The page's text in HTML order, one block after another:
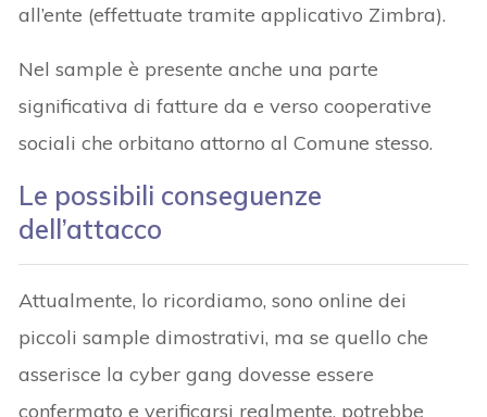
all’ente (effettuate tramite applicativo Zimbra).
Nel sample è presente anche una parte
significativa di fatture da e verso cooperative
sociali che orbitano attorno al Comune stesso.
Le possibili conseguenze
dell’attacco
Attualmente, lo ricordiamo, sono online dei
piccoli sample dimostrativi, ma se quello che
asserisce la cyber gang dovesse essere
confermato e verificarsi realmente, potrebbe